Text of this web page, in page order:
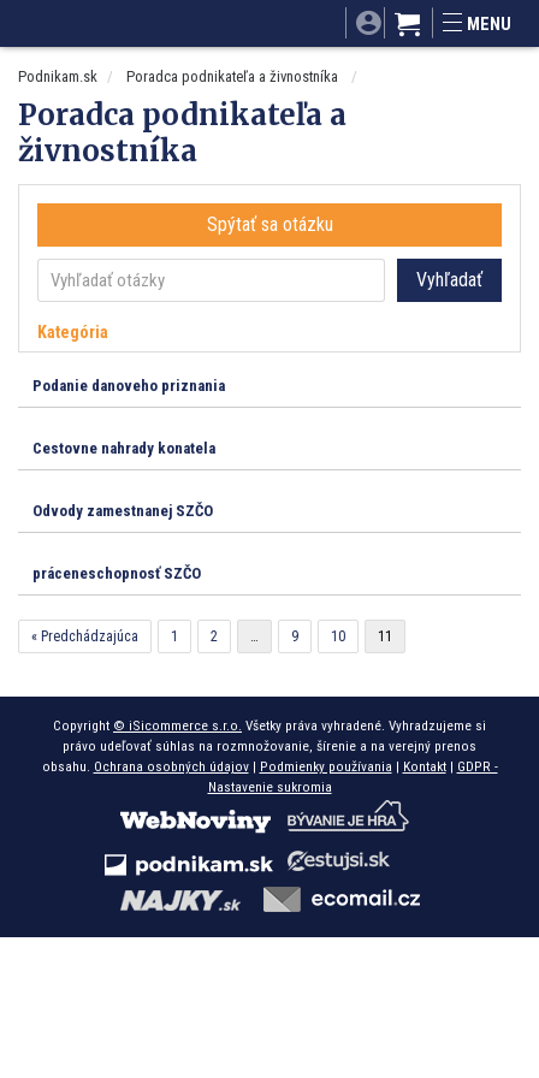
Mnamky-recepty.sk
MENU
Podnikam.sk Poradca podnikateľa a živnostníka
Poradca podnikateľa a
živnostníka
Spýtať sa otázku
Vyhľadať
Kategória
Podanie danoveho priznania
Cestovne nahrady konatela
Odvody zamestnanej SZČO
práceneschopnosť SZČO
« Predchádzajúca 1 2 … 9 10 11
Copyright © iSicommerce s.r.o. Všetky práva vyhradené. Vyhradzujeme si
právo udeľovať súhlas na rozmnožovanie, šírenie a na verejný prenos
obsahu. Ochrana osobných údajov| Podmienky používania | Kontakt| GDPR -
Nastavenie sukromia